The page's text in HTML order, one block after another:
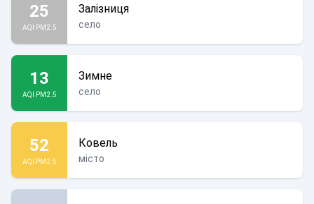
25
AQI PM2.5
Залізниця
село
13
AQI PM2.5
Зимне
село
52
AQI PM2.5
Ковель
місто